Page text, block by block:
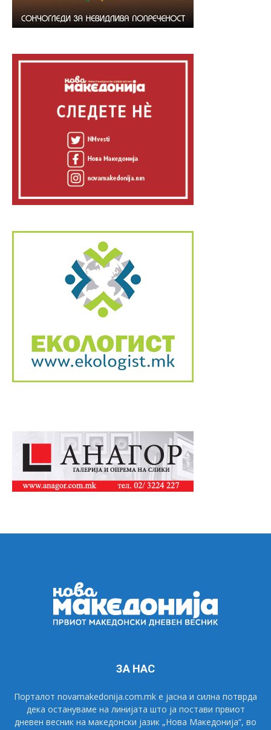
ЗА НАС
Порталот novamakedonija.com.mk е јасна и силна потврда
дека остануваме на линијата што ја постави првиот
дневен весник на македонски јазик „Нова Македонија“, во